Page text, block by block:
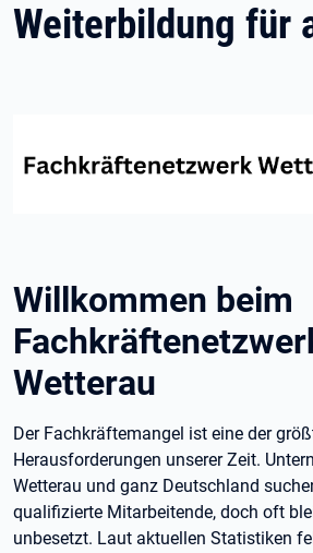
Weiterbildung für
Willkommen beim
Wetterau
Der Fachkräftemangel ist eine der
Herausforderungen unserer Zeit.
Wetterau und ganz Deutschland
qualifizierte Mitarbeitende, doch oft
unbesetzt. Laut aktuellen Statistiken